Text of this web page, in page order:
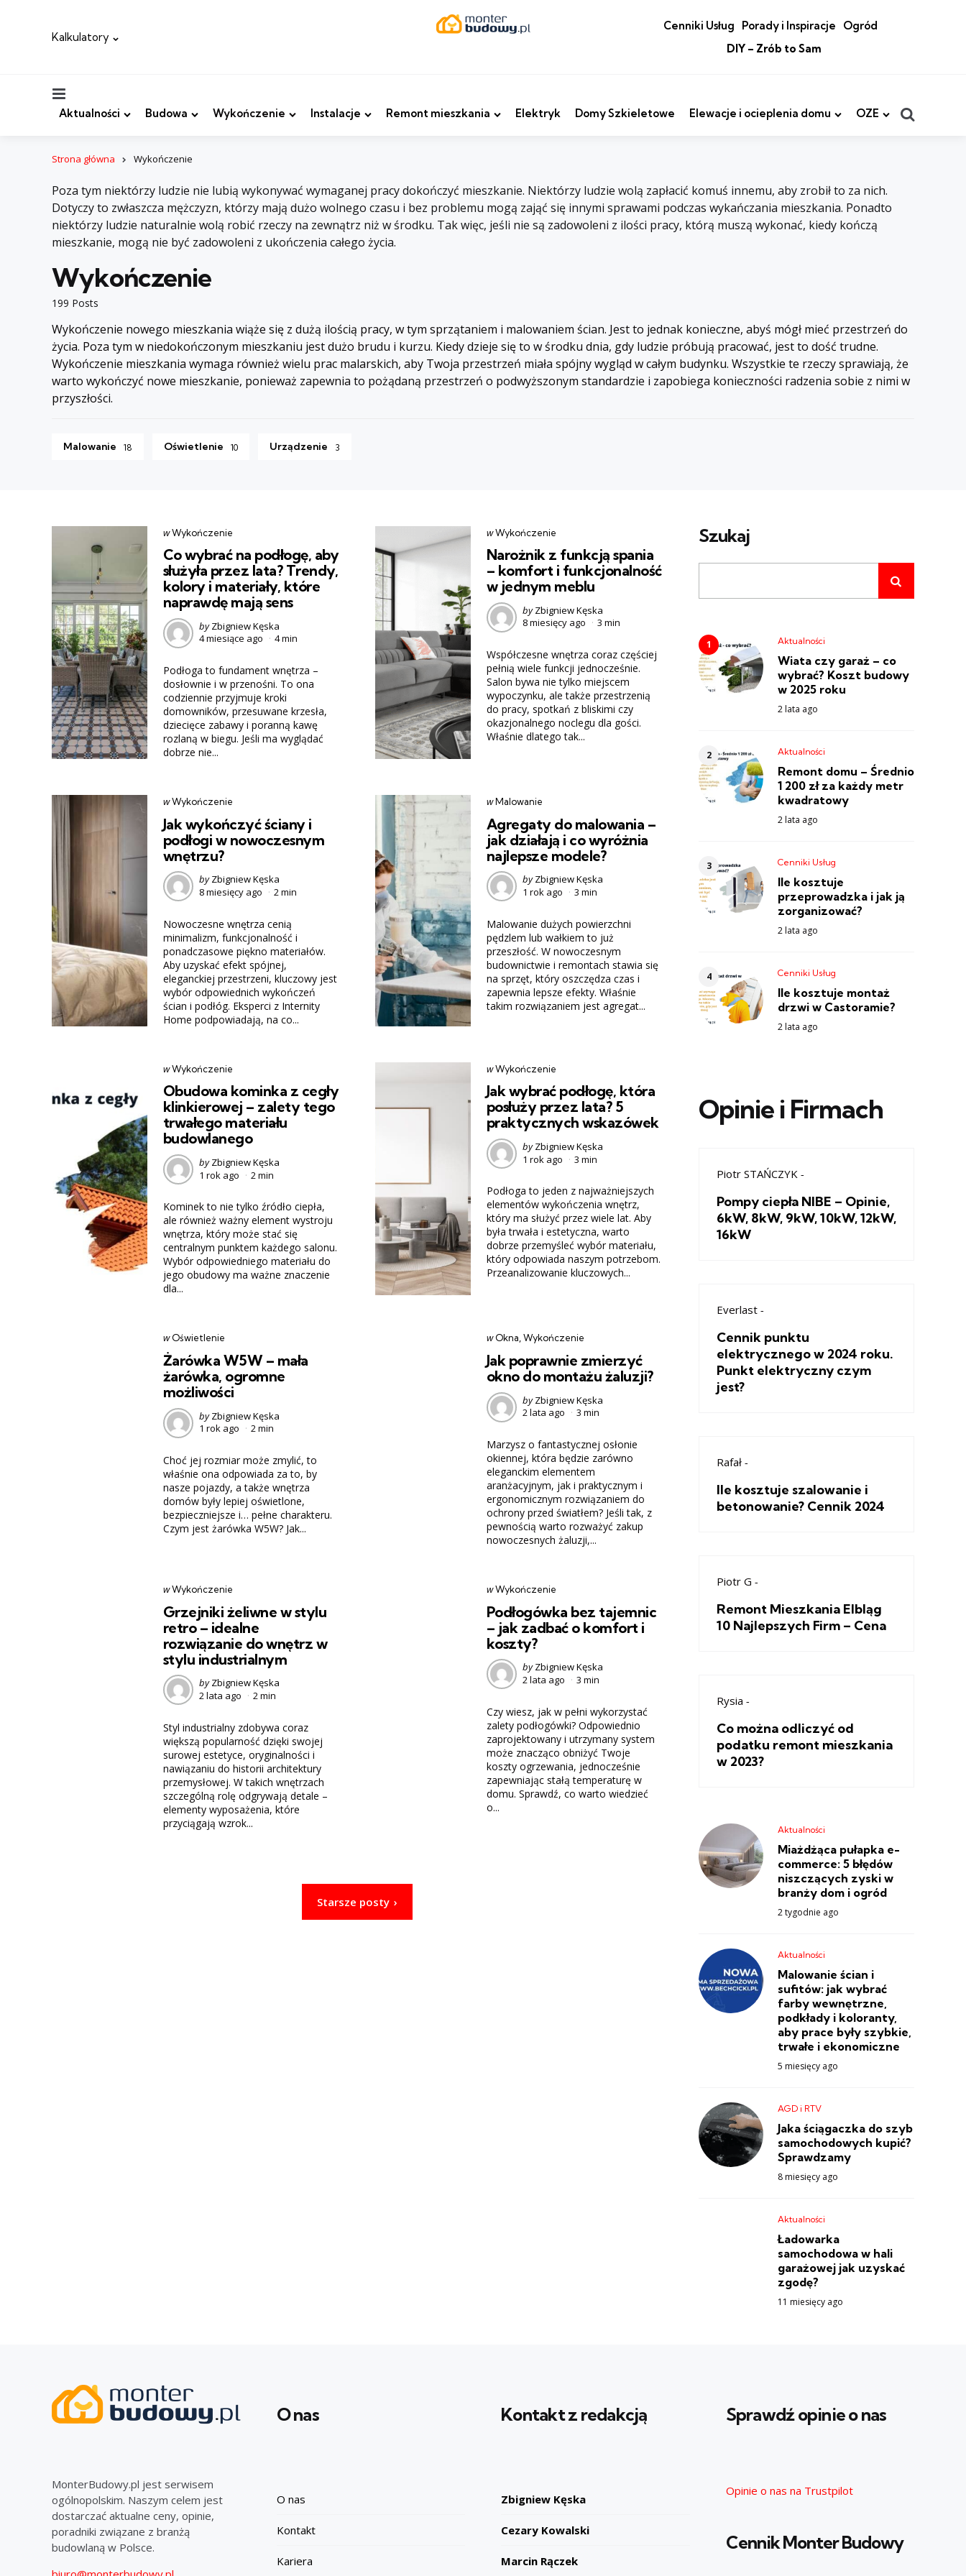
Kalkulatory
Cenniki Usług Porady i Inspiracje
Ogród
DIY – Zrób to Sam
Aktualności Budowa Wykończenie Instalacje Remont mieszkania Elektryk Domy Szkieletowe Elewacje i ocieplenia domu OZE
Strona główna Wykończenie
199 Posts
Wykończenie
Wykończenie nowego mieszkania wiąże się z dużą ilością pracy, w tym sprzątaniem i malowaniem ścian. Jest to jednak konieczne, abyś mógł mieć przestrzeń do
życia. Poza tym w niedokończonym mieszkaniu jest dużo brudu i kurzu. Kiedy dzieje się to w środku dnia, gdy ludzie próbują pracować, jest to dość trudne.
Wykończenie mieszkania wymaga również wielu prac malarskich, aby Twoja przestrzeń miała spójny wygląd w całym budynku. Wszystkie te rzeczy sprawiają, że
warto wykończyć nowe mieszkanie, ponieważ zapewnia to pożądaną przestrzeń o podwyższonym standardzie i zapobiega konieczności radzenia sobie z nimi w
przyszłości.
Poza tym niektórzy ludzie nie lubią wykonywać wymaganej pracy dokończyć mieszkanie. Niektórzy ludzie wolą zapłacić komuś innemu, aby zrobił to za nich.
Dotyczy to zwłaszcza mężczyzn, którzy mają dużo wolnego czasu i bez problemu mogą zająć się innymi sprawami podczas wykańczania mieszkania. Ponadto
niektórzy ludzie naturalnie wolą robić rzeczy na zewnątrz niż w środku. Tak więc, jeśli nie są zadowoleni z ilości pracy, którą muszą wykonać, kiedy kończą
mieszkanie, mogą nie być zadowoleni z ukończenia całego życia.
Malowanie 18 Oświetlenie 10 Urządzenie 3
Categories
post
w Wykończenie
Co wybrać na podłogę, aby
służyła przez lata? Trendy,
kolory i materiały, które
naprawdę mają sens
Posted
by
by Zbigniew Kęska
4 miesiące ago
4 min
Podłoga to fundament wnętrza –
dosłownie i w przenośni. To ona
codziennie przyjmuje kroki
domowników, przesuwane krzesła,
dziecięce zabawy i poranną kawę
rozlaną w biegu. Jeśli ma wyglądać
dobrze nie...
Categories
post
w Wykończenie
Narożnik z funkcją spania
– komfort i funkcjonalność
w jednym meblu
Posted
by
by Zbigniew Kęska
8 miesięcy ago
3 min
Współczesne wnętrza coraz częściej
pełnią wiele funkcji jednocześnie.
Salon bywa nie tylko miejscem
wypoczynku, ale także przestrzenią
do pracy, spotkań z bliskimi czy
okazjonalnego noclegu dla gości.
Właśnie dlatego tak...
Categories
post
w Wykończenie
Jak wykończyć ściany i
podłogi w nowoczesnym
wnętrzu?
Posted
by
by Zbigniew Kęska
8 miesięcy ago
2 min
Nowoczesne wnętrza cenią
minimalizm, funkcjonalność i
ponadczasowe piękno materiałów.
Aby uzyskać efekt spójnej,
eleganckiej przestrzeni, kluczowy jest
wybór odpowiednich wykończeń
ścian i podłóg. Eksperci z Internity
Home podpowiadają, na co...
Categories
post
w Malowanie
Agregaty do malowania –
jak działają i co wyróżnia
najlepsze modele?
Posted
by
by Zbigniew Kęska
1 rok ago
3 min
Malowanie dużych powierzchni
pędzlem lub wałkiem to już
przeszłość. W nowoczesnym
budownictwie i remontach stawia się
na sprzęt, który oszczędza czas i
zapewnia lepsze efekty. Właśnie
takim rozwiązaniem jest agregat...
Categories
post
w Wykończenie
Obudowa kominka z cegły
klinkierowej – zalety tego
trwałego materiału
budowlanego
Posted
by
by Zbigniew Kęska
1 rok ago
2 min
Kominek to nie tylko źródło ciepła,
ale również ważny element wystroju
wnętrza, który może stać się
centralnym punktem każdego salonu.
Wybór odpowiedniego materiału do
jego obudowy ma ważne znaczenie
dla...
Categories
post
w Wykończenie
Jak wybrać podłogę, która
posłuży przez lata? 5
praktycznych wskazówek
Posted
by
by Zbigniew Kęska
1 rok ago
3 min
Podłoga to jeden z najważniejszych
elementów wykończenia wnętrz,
który ma służyć przez wiele lat. Aby
była trwała i estetyczna, warto
dobrze przemyśleć wybór materiału,
który odpowiada naszym potrzebom.
Przeanalizowanie kluczowych...
Categories
post
w
w Oświetlenie
Żarówka W5W – mała
żarówka, ogromne
możliwości
Posted
by
by Zbigniew Kęska
1 rok ago
2 min
Choć jej rozmiar może zmylić, to
właśnie ona odpowiada za to, by
nasze pojazdy, a także wnętrza
domów były lepiej oświetlone,
bezpieczniejsze i… pełne charakteru.
Czym jest żarówka W5W? Jak...
Categories
post
w Okna Wykończenie
Jak poprawnie zmierzyć
okno do montażu żaluzji?
Posted
by
by Zbigniew Kęska
2 lata ago
3 min
Marzysz o fantastycznej osłonie
okiennej, która będzie zarówno
eleganckim elementem
aranżacyjnym, jak i praktycznym i
ergonomicznym rozwiązaniem do
ochrony przed światłem? Jeśli tak, z
pewnością warto rozważyć zakup
nowoczesnych żaluzji,...
Categories
post
w Wykończenie
Grzejniki żeliwne w stylu
retro – idealne
rozwiązanie do wnętrz w
stylu industrialnym
Posted
by
by Zbigniew Kęska
2 lata ago
2 min
Styl industrialny zdobywa coraz
większą popularność dzięki swojej
surowej estetyce, oryginalności i
nawiązaniu do historii architektury
przemysłowej. W takich wnętrzach
szczególną rolę odgrywają detale –
elementy wyposażenia, które
przyciągają wzrok...
Categories
post
w Wykończenie
Podłogówka bez tajemnic
– jak zadbać o komfort i
koszty?
Posted
by
by Zbigniew Kęska
2 lata ago
3 min
Czy wiesz, jak w pełni wykorzystać
zalety podłogówki? Odpowiednio
zaprojektowany i utrzymany system
może znacząco obniżyć Twoje
koszty ogrzewania, jednocześnie
zapewniając stałą temperaturę w
domu. Sprawdź, co warto wiedzieć
o...
Starsze posty
Szukaj
Aktualności
Wiata czy garaż – co
wybrać? Koszt budowy
w 2025 roku
2 lata ago
Aktualności
Remont domu – Średnio
1 200 zł za każdy metr
kwadratowy
2 lata ago
Cenniki Usług
Ile kosztuje
przeprowadzka i jak ją
zorganizować?
2 lata ago
Cenniki Usług
Ile kosztuje montaż
drzwi w Castoramie?
2 lata ago
Opinie i Firmach
Piotr STAŃCZYK -
Pompy ciepła NIBE – Opinie,
6kW, 8kW, 9kW, 10kW, 12kW,
16kW
Everlast -
Cennik punktu
elektrycznego w 2024 roku.
Punkt elektryczny czym
jest?
Rafał -
Ile kosztuje szalowanie i
betonowanie? Cennik 2024
Piotr G -
Remont Mieszkania Elbląg
10 Najlepszych Firm – Cena
Rysia -
Co można odliczyć od
podatku remont mieszkania
w 2023?
Aktualności
Miażdżąca pułapka e-
commerce: 5 błędów
niszczących zyski w
branży dom i ogród
2 tygodnie ago
Aktualności
Malowanie ścian i
sufitów: jak wybrać
farby wewnętrzne,
podkłady i koloranty,
aby prace były szybkie,
trwałe i ekonomiczne
5 miesięcy ago
AGD i RTV
Jaka ściągaczka do szyb
samochodowych kupić?
Sprawdzamy
8 miesięcy ago
Aktualności
Ładowarka
samochodowa w hali
garażowej jak uzyskać
zgodę?
11 miesięcy ago
MonterBudowy.pl jest serwisem
ogólnopolskim. Naszym celem jest
dostarczać aktualne ceny, opinie,
poradniki związane z branżą
budowlaną w Polsce.
O nas
O nas
Kontakt
Kariera
Kontakt z redakcją
Zbigniew Kęska
Cezary Kowalski
Marcin Rączek
Sprawdź opinie o nas
Opinie o nas na Trustpilot
Cennik Monter Budowy